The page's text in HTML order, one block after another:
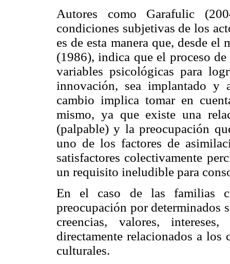
Autores como Garafulic
condiciones subjetivas de los
es de esta manera que, desde
(1986), indica que el proceso
variables psicológicas para
innovación, sea implantado y
cambio implica tomar en
mismo, ya que existe una
(palpable) y la preocupación
uno de los factores de
satisfactores colectivamente
un requisito ineludible para
En el caso de las familias
preocupación por determinados
creencias, valores,
directamente relacionados a
culturales.